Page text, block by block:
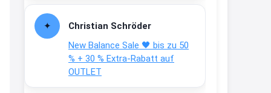
Christian Schröder
New Balance Sale 🖤 bis zu 50
% + 30 % Extra-Rabatt auf
OUTLET
Gratis Hitzewarn-Aufkleber /
verfärbt sich ab 28 Grad /siehe
Text weiter unten
shop.bioeg.de/aufkleber-
achtun...